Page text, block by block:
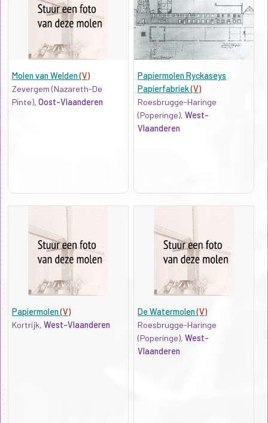
Molen van Welden(V)
Zevergem (Nazareth-De
Pinte), Oost-Vlaanderen
Papiermolen Ryckaseys
Papierfabriek(V)
Roesbrugge-Haringe
(Poperinge),West-
Vlaanderen
Papiermolen(V)
Kortrijk, West-Vlaanderen
De Watermolen(V)
Roesbrugge-Haringe
(Poperinge),West-
Vlaanderen